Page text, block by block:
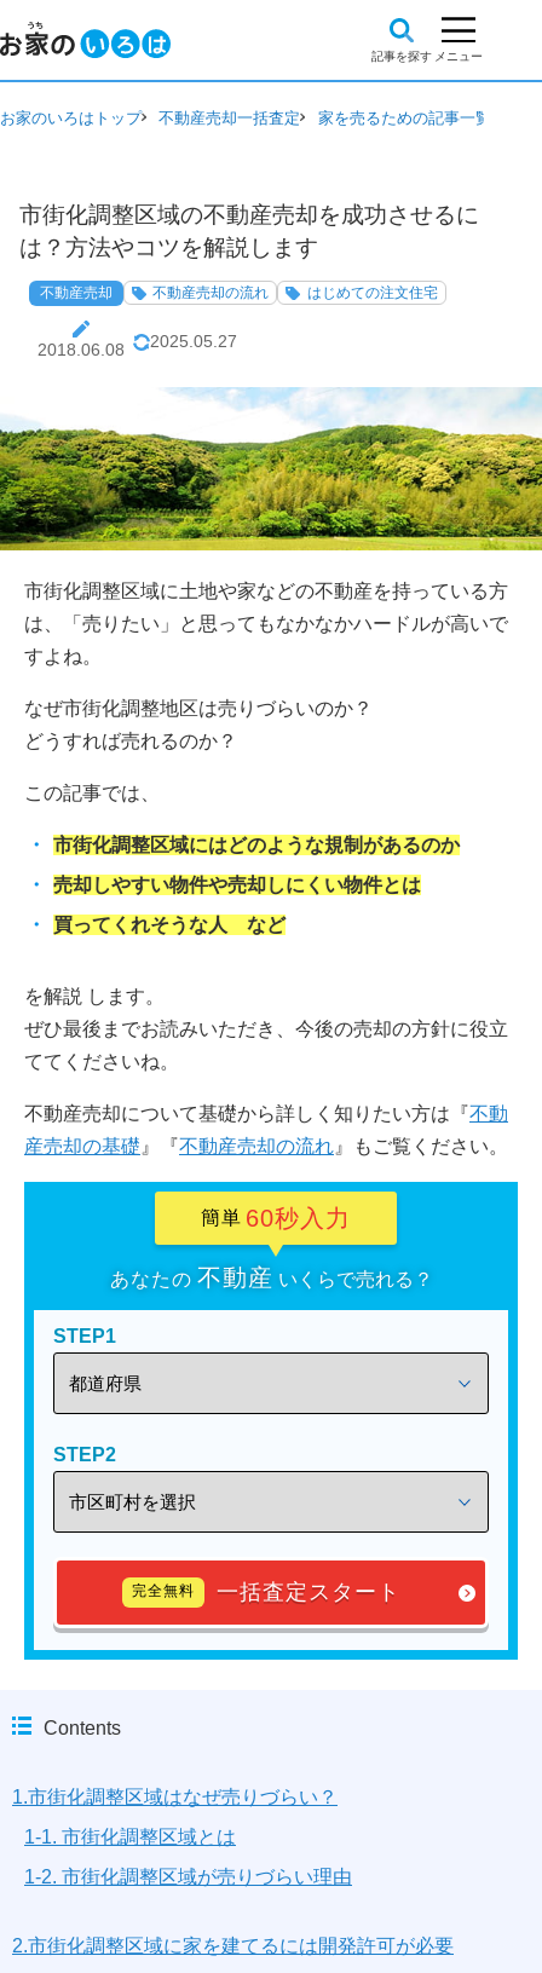
お家のいろはトップ 不動産売却一括査定 家を売るための記事一覧
市街化調整区域の不動産売却を成功させるに
は？方法やコツを解説します
不動産売却 不動産売却の流れ はじめての注文住宅
2018.06.08 2025.05.27
市街化調整区域に土地や家などの不動産を持っている方
は、「売りたい」と思ってもなかなかハードルが高いで
すよね。
なぜ市街化調整地区は売りづらいのか？
どうすれば売れるのか？
この記事では、
市街化調整区域にはどのような規制があるのか
売却しやすい物件や売却しにくい物件とは
買ってくれそうな人 など
を解説 します。
ぜひ最後までお読みいただき、今後の売却の方針に役立
ててくださいね。
不動産売却について基礎から詳しく知りたい方は『不動
産売却の基礎 』『不動産売却の流れ 』もご覧ください。
簡単 60秒入力
あなたの 不動産 いくらで売れる？
STEP1
STEP2
完全無料 一括査定スタート
Contents
1.市街化調整区域はなぜ売りづらい？
1-1. 市街化調整区域とは
1-2. 市街化調整区域が売りづらい理由
2.市街化調整区域に家を建てるには開発許可が必要